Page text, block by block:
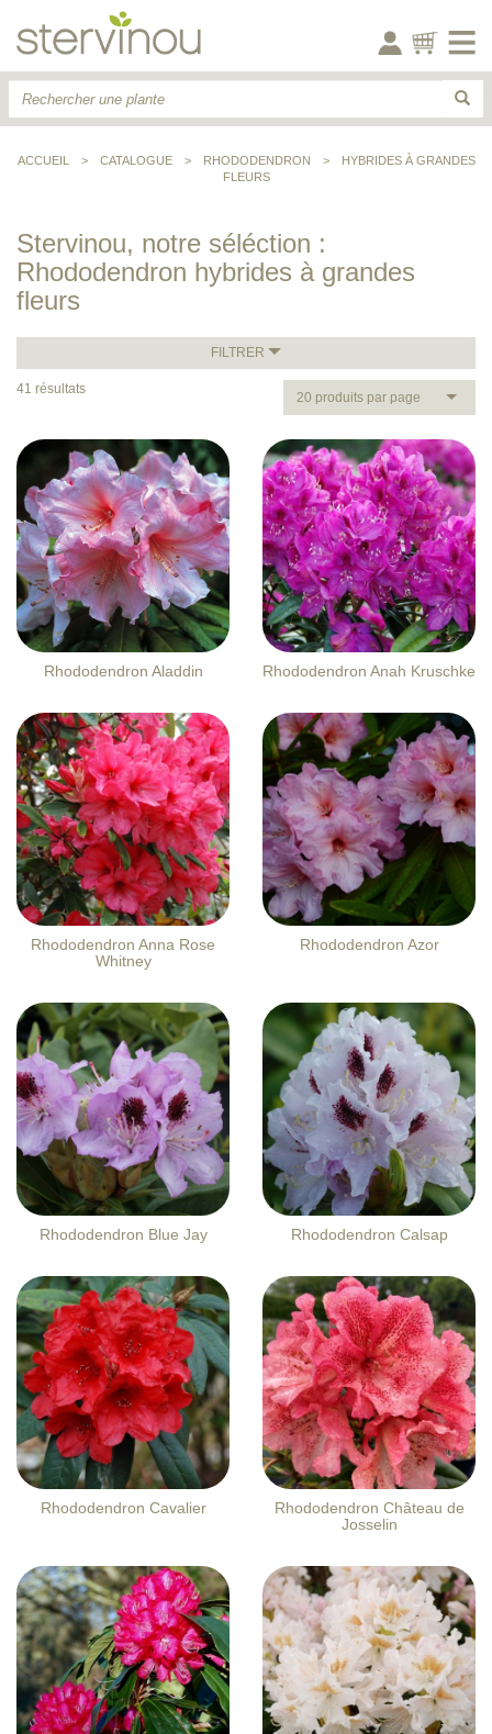
ACCUEIL > CATALOGUE > RHODODENDRON >
HYBRIDES À GRANDES
FLEURS
Stervinou, notre séléction :
Rhododendron hybrides à grandes
fleurs
FILTRER
41 résultats
20 produits par page
Rhododendron Aladdin Rhododendron Anah Kruschke
Rhododendron Anna Rose
Whitney
Rhododendron Azor
Rhododendron Blue Jay Rhododendron Calsap
Rhododendron Cavalier
Rhododendron Château de
Josselin